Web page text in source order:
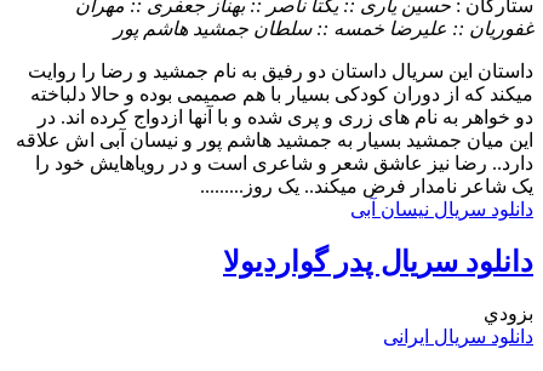
ستارگان : حسین یاری :: یکتا ناصر :: بهناز جعفری :: مهران
غفوریان :: علیرضا خمسه :: سلطان جمشید هاشم پور
داستان این سریال داستان دو رفیق به نام جمشید و رضا را روایت
میکند که از دوران کودکی بسیار با هم صمیمی بوده و حالا دلباخته
دو خواهر به نام های زری و پری شده و با آنها ازدواج کرده اند. در
این میان جمشید بسیار به جمشید هاشم پور و نیسان آبی اش علاقه
دارد.. رضا نیز عاشق شعر و شاعری است و در رویاهایش خود را
یک شاعر نامدار فرض میکند.. یک روز.........
دانلود سریال نیسان آبی
دانلود سریال پدر گواردیولا
بزودي
دانلود سریال ایرانی